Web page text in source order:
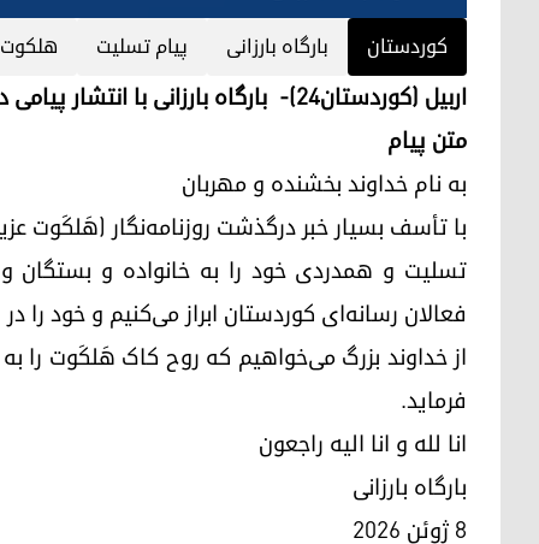
کوردستان بارگاه بارزانی پیام تسلیت
اربیل (کوردستان۲۴)- بارگاه بارزانی با انتشار پیامی درگذشت روزنامه‌نگار هَلکَوت عزیز را تسلیت گفت.
متن پیام
به نام خداوند بخشنده و مهربان
با تأسف بسیار خبر درگذشت روزنامه‌نگار (هَلکَوت
تسلیت و همدردی خود را به خانواده و بستگان
فعالان رسانه‌ای کوردستان ابراز می‌کنیم و خود را
از خداوند بزرگ می‌خواهیم که روح کاک هَلکَوت را
فرماید.
انا للە و انا الیە راجعون
بارگاه بارزانی
۸ ژوئن ۲۰۲۶